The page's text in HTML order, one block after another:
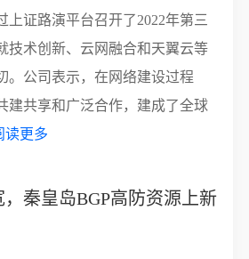
上证路演平台召开了2022年第三
技术创新、云网融合和天翼云等
。公司表示，在网络建设过程
建共享和广泛合作，建成了全球
读更多
秦皇岛BGP高防资源上新